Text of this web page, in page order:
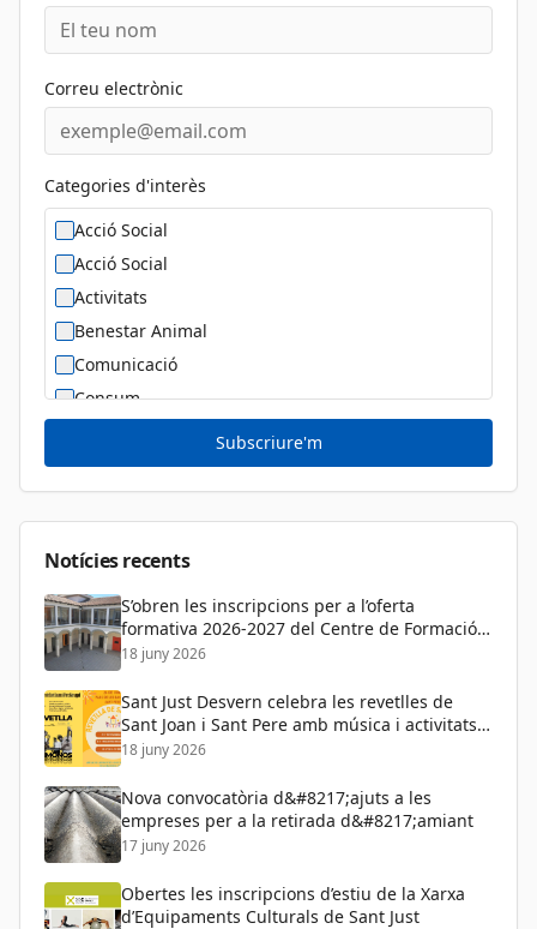
Correu electrònic
Categories d'interès
Acció Social
Acció Social
Activitats
Benestar Animal
Comunicació
Consum
Diversitat Sexual i de Gènere
Dona
Subscriure'm
Notícies recents
S’obren les inscripcions per a l’oferta
formativa 2026-2027 del Centre de Formació
de Persones Adultes
18 juny 2026
Sant Just Desvern celebra les revetlles de
Sant Joan i Sant Pere amb música i activitats
per a tots els públics
18 juny 2026
Nova convocatòria d&#8217;ajuts a les
empreses per a la retirada d&#8217;amiant
17 juny 2026
Obertes les inscripcions d’estiu de la Xarxa
d’Equipaments Culturals de Sant Just